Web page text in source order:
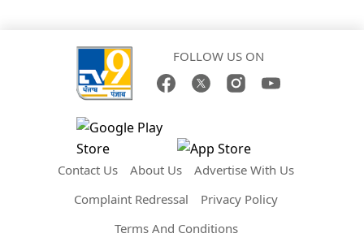
FOLLOW US ON
Contact Us About Us
Advertise With Us
Complaint Redressal
Privacy Policy
Terms And Conditions